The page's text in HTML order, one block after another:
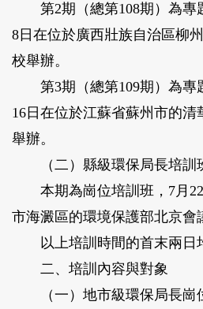
第2期（總第108期）為專
8日在位於廣西壯族自治區柳
校舉辦。
第3期（總第109期）為專
16日在位於江蘇省蘇州市的清
舉辦。
（二）縣級環保局長培訓
本期為崗位培訓班， 7月 22
市海澱區的環境保護部北京會
以上培訓時間的首末兩日
二、培訓內容與對象
（一）地市級環保局長